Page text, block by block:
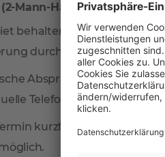
Mann-Handling)geliefert:
behalten wir uns vor, ob
durch unseren
Absprache zum
Telefonnummer an!
kurzfristig verhindert